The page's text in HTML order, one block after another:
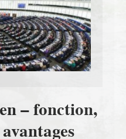
– fonction,